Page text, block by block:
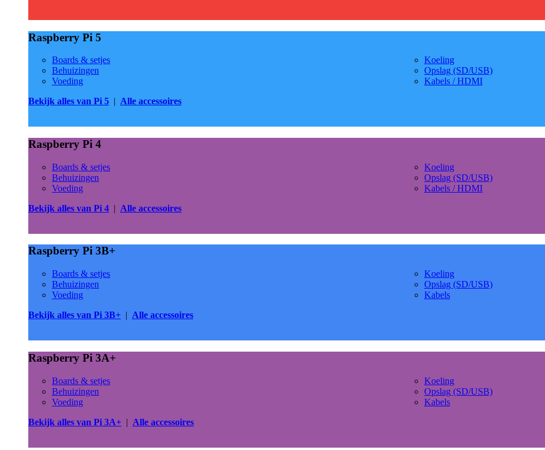
Raspberry Pi 5
Boards & setjes
Behuizingen
Voeding
Koeling
Opslag (SD/USB)
Kabels / HDMI
Bekijk alles van Pi 5 | Alle accessoires
Raspberry Pi 4
Boards & setjes
Behuizingen
Voeding
Koeling
Opslag (SD/USB)
Kabels / HDMI
Bekijk alles van Pi 4 | Alle accessoires
Raspberry Pi 3B+
Boards & setjes
Behuizingen
Voeding
Koeling
Opslag (SD/USB)
Kabels
Bekijk alles van Pi 3B+ | Alle accessoires
Raspberry Pi 3A+
Boards & setjes
Behuizingen
Voeding
Koeling
Opslag (SD/USB)
Kabels
Bekijk alles van Pi 3A+ | Alle accessoires